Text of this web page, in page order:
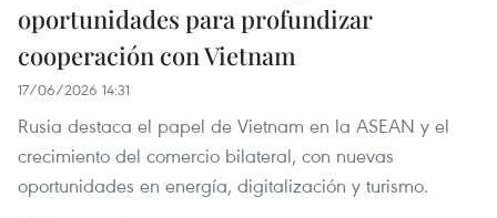
oportunidades para profundizar
cooperación con Vietnam
17/06/2026 14:31
Rusia destaca el papel de Vietnam en la ASEAN y el
crecimiento del comercio bilateral, con nuevas
oportunidades en energía, digitalización y turismo.